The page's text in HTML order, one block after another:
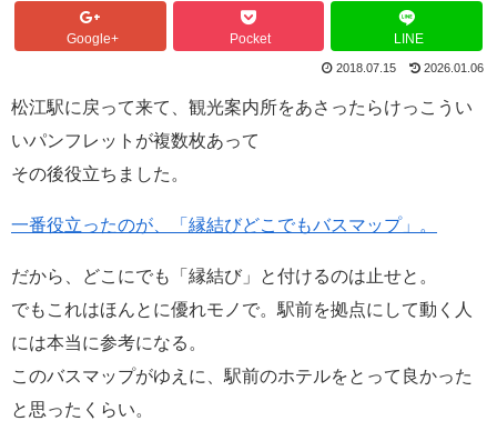
Google+ Pocket LINE
2018.07.15 2026.01.06
松江駅に戻って来て、観光案内所をあさったらけっこうい
いパンフレットが複数枚あって
その後役立ちました。
一番役立ったのが、「縁結びどこでもバスマップ」。
だから、どこにでも「縁結び」と付けるのは止せと。
でもこれはほんとに優れモノで。駅前を拠点にして動く人
には本当に参考になる。
このバスマップがゆえに、駅前のホテルをとって良かった
と思ったくらい。